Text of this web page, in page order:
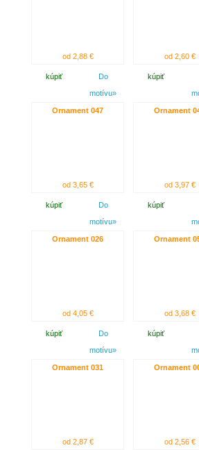
od 2,88 €
kúpiť
Do
motívu»
od 2,60 €
kúpiť
Ornament 047
od 3,65 €
kúpiť
Do
motívu»
Ornament
od 3,97 €
kúpiť
Ornament 026
od 4,05 €
kúpiť
Do
motívu»
Ornament
od 3,68 €
kúpiť
Ornament 031
od 2,87 €
Ornament
od 2,56 €